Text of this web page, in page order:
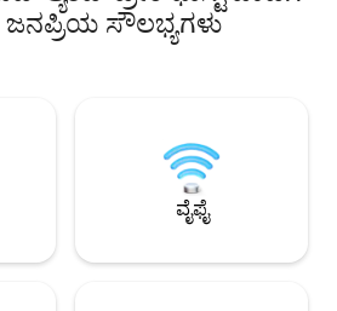
ರಚನೆಯನ್ನು
ಈ
ಕ್ಕೂ ಹೆಚ್ಚು
ಇತ್ಯಾದಿ.
ಸೌಲಭ್ಯಗಳು
ವೈಫೈ